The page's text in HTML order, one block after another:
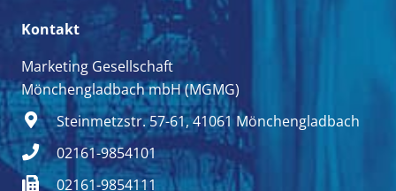
Kontakt
Marketing Gesellschaft
Mönchengladbach mbH (MGMG)
Steinmetzstr. 57-61, 41061 Mönchengladbach
02161-9854101
02161-9854111